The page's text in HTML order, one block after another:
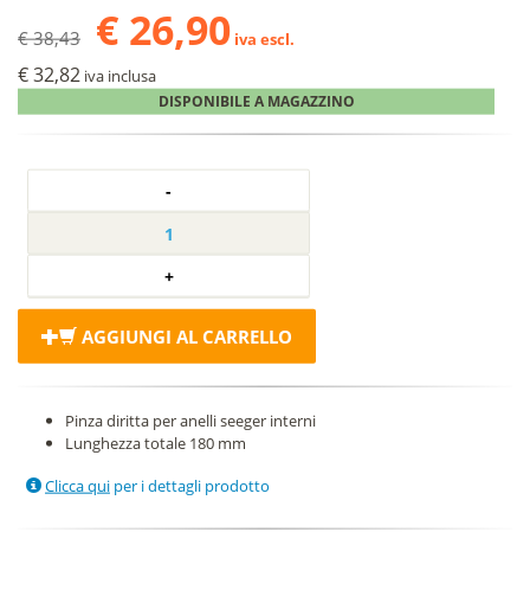
€ 38,43 € 26,90 iva escl.
€ 32,82 iva inclusa
DISPONIBILE A MAGAZZINO
AGGIUNGI AL CARRELLO
Pinza diritta per anelli seeger interni
Lunghezza totale 180 mm
Clicca qui per i dettagli prodotto